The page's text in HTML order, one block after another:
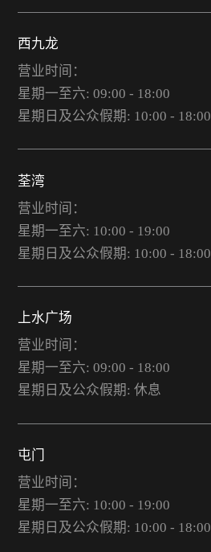
西九龙
营业时间：
星期一至六: 09:00 - 18:00
星期日及公众假期: 10:00 - 18:00
荃湾
营业时间：
星期一至六: 10:00 - 19:00
星期日及公众假期: 10:00 - 18:00
上水广场
营业时间：
星期一至六: 09:00 - 18:00
星期日及公众假期: 休息
屯门
营业时间：
星期一至六: 10:00 - 19:00
星期日及公众假期: 10:00 - 18:00